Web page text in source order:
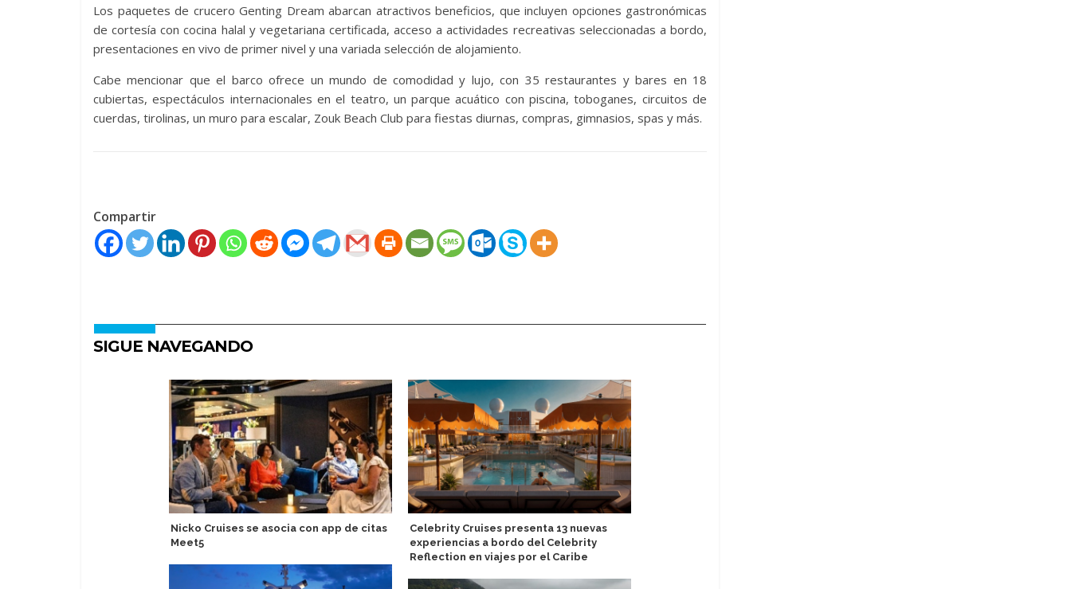
Los paquetes de crucero Genting Dream abarcan atractivos beneficios, que incluyen opciones gastronómicas
de cortesía con cocina halal y vegetariana certificada, acceso a actividades recreativas seleccionadas a bordo,
presentaciones en vivo de primer nivel y una variada selección de alojamiento.
Cabe mencionar que el barco ofrece un mundo de comodidad y lujo, con 35 restaurantes y bares en 18
cubiertas, espectáculos internacionales en el teatro, un parque acuático con piscina, toboganes, circuitos de
cuerdas, tirolinas, un muro para escalar, Zouk Beach Club para fiestas diurnas, compras, gimnasios, spas y más.
Compartir
SIGUE NAVEGANDO
Nicko Cruises se asocia con app de citas
Meet5
Celebrity Cruises presenta 13 nuevas
experiencias a bordo del Celebrity
Reflection en viajes por el Caribe